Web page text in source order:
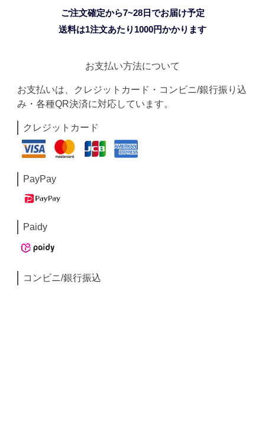
ご注文確定から7~28日でお届け予定
送料は1注文あたり 1000円かかります
お支払い方法について
お支払いは、クレジットカード・コンビニ/銀行振り込
み・各種QR決済に対応しています。
クレジットカード
PayPay
Paidy
コンビニ/銀行振込